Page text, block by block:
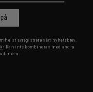
helst avregistrera vårt nyhetsbrev.
. Kan inte kombineras med andra